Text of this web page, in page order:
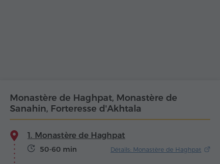
Monastère de Haghpat, Monastère de
Sanahin, Forteresse d'Akhtala
1. Monastère de Haghpat
50-60 min Détails: Monastère de Haghpat